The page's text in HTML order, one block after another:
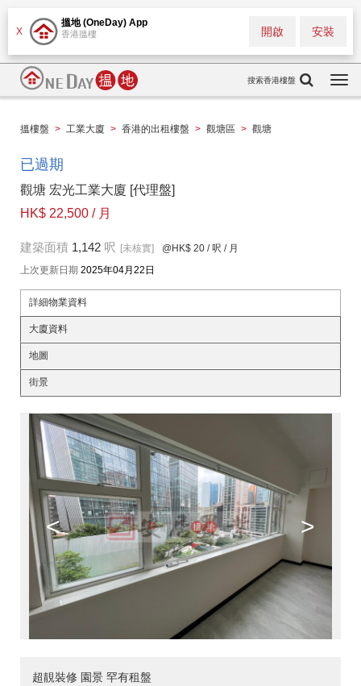
X
搵地 (OneDay) App
香港搵樓 安裝
開啟
搜索香港樓盤
搵樓盤 > 工業大廈 > 香港的出租樓盤 > 觀塘區 > 觀塘
已過期
觀塘 宏光工業大廈 [代理盤]
HK$ 22,500 / 月
建築面積 1,142 呎 [未核實] @HK$ 20 / 呎 / 月
上次更新日期 2025年04月22日
詳細物業資料
大廈資料
地圖
街景
< >
超靚裝修 園景 罕有租盤